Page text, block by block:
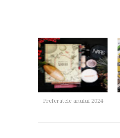
Preferatele anului 2024